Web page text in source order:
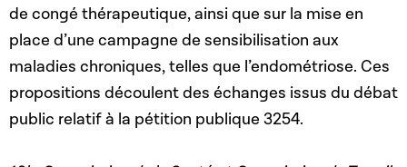
de congé thérapeutique, ainsi que sur la mise en
place d’une campagne de sensibilisation aux
maladies chroniques, telles que l’endométriose. Ces
propositions découlent des échanges issus du débat
public relatif à la pétition publique 3254.